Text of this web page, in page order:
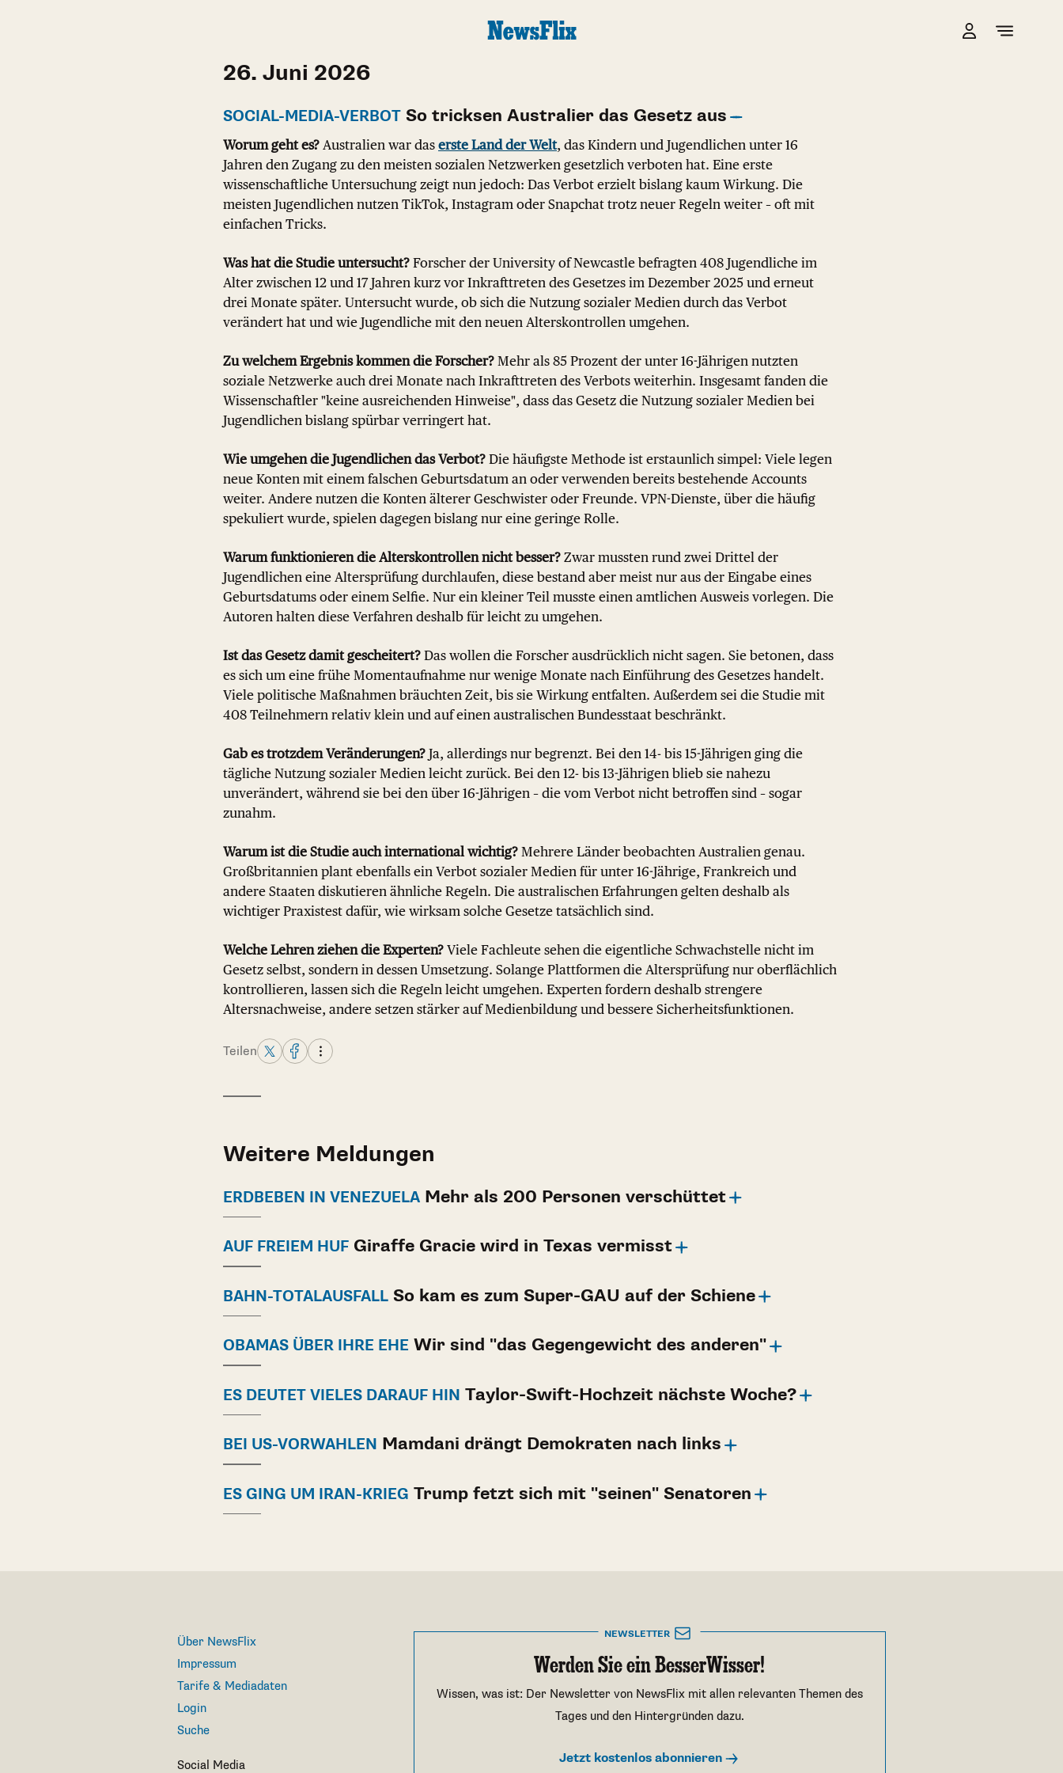
26. Juni 2026
SOCIAL-MEDIA-VERBOT So tricksen Australier das Gesetz aus
Worum geht es? Australien war das erste Land der Welt, das Kindern und Jugendlichen unter 16
Jahren den Zugang zu den meisten sozialen Netzwerken gesetzlich verboten hat. Eine erste
wissenschaftliche Untersuchung zeigt nun jedoch: Das Verbot erzielt bislang kaum Wirkung. Die
meisten Jugendlichen nutzen TikTok, Instagram oder Snapchat trotz neuer Regeln weiter – oft mit
einfachen Tricks.
Was hat die Studie untersucht? Forscher der University of Newcastle befragten 408 Jugendliche im
Alter zwischen 12 und 17 Jahren kurz vor Inkrafttreten des Gesetzes im Dezember 2025 und erneut
drei Monate später. Untersucht wurde, ob sich die Nutzung sozialer Medien durch das Verbot
verändert hat und wie Jugendliche mit den neuen Alterskontrollen umgehen.
Zu welchem Ergebnis kommen die Forscher? Mehr als 85 Prozent der unter 16-Jährigen nutzten
soziale Netzwerke auch drei Monate nach Inkrafttreten des Verbots weiterhin. Insgesamt fanden die
Wissenschaftler "keine ausreichenden Hinweise", dass das Gesetz die Nutzung sozialer Medien bei
Jugendlichen bislang spürbar verringert hat.
Wie umgehen die Jugendlichen das Verbot? Die häufigste Methode ist erstaunlich simpel: Viele legen
neue Konten mit einem falschen Geburtsdatum an oder verwenden bereits bestehende Accounts
weiter. Andere nutzen die Konten älterer Geschwister oder Freunde. VPN-Dienste, über die häufig
spekuliert wurde, spielen dagegen bislang nur eine geringe Rolle.
Warum funktionieren die Alterskontrollen nicht besser? Zwar mussten rund zwei Drittel der
Jugendlichen eine Altersprüfung durchlaufen, diese bestand aber meist nur aus der Eingabe eines
Geburtsdatums oder einem Selfie. Nur ein kleiner Teil musste einen amtlichen Ausweis vorlegen. Die
Autoren halten diese Verfahren deshalb für leicht zu umgehen.
Ist das Gesetz damit gescheitert? Das wollen die Forscher ausdrücklich nicht sagen. Sie betonen, dass
es sich um eine frühe Momentaufnahme nur wenige Monate nach Einführung des Gesetzes handelt.
Viele politische Maßnahmen bräuchten Zeit, bis sie Wirkung entfalten. Außerdem sei die Studie mit
408 Teilnehmern relativ klein und auf einen australischen Bundesstaat beschränkt.
Gab es trotzdem Veränderungen? Ja, allerdings nur begrenzt. Bei den 14- bis 15-Jährigen ging die
tägliche Nutzung sozialer Medien leicht zurück. Bei den 12- bis 13-Jährigen blieb sie nahezu
unverändert, während sie bei den über 16-Jährigen – die vom Verbot nicht betroffen sind – sogar
zunahm.
Warum ist die Studie auch international wichtig? Mehrere Länder beobachten Australien genau.
Großbritannien plant ebenfalls ein Verbot sozialer Medien für unter 16-Jährige, Frankreich und
andere Staaten diskutieren ähnliche Regeln. Die australischen Erfahrungen gelten deshalb als
wichtiger Praxistest dafür, wie wirksam solche Gesetze tatsächlich sind.
Welche Lehren ziehen die Experten? Viele Fachleute sehen die eigentliche Schwachstelle nicht im
Gesetz selbst, sondern in dessen Umsetzung. Solange Plattformen die Altersprüfung nur oberflächlich
kontrollieren, lassen sich die Regeln leicht umgehen. Experten fordern deshalb strengere
Altersnachweise, andere setzen stärker auf Medienbildung und bessere Sicherheitsfunktionen.
Teilen
Weitere Meldungen
ERDBEBEN IN VENEZUELA Mehr als 200 Personen verschüttet
AUF FREIEM HUF Giraffe Gracie wird in Texas vermisst
BAHN-TOTALAUSFALL So kam es zum Super-GAU auf der Schiene
OBAMAS ÜBER IHRE EHE Wir sind "das Gegengewicht des anderen"
ES DEUTET VIELES DARAUF HIN Taylor-Swift-Hochzeit nächste Woche?
BEI US-VORWAHLEN Mamdani drängt Demokraten nach links
ES GING UM IRAN-KRIEG Trump fetzt sich mit "seinen" Senatoren
Über NewsFlix
Impressum
Tarife & Mediadaten
Login
Suche
Social Media
NEWSLETTER
Werden Sie ein BesserWisser!
Wissen, was ist: Der Newsletter von NewsFlix mit allen relevanten Themen des
Tages und den Hintergründen dazu.
Jetzt kostenlos abonnieren